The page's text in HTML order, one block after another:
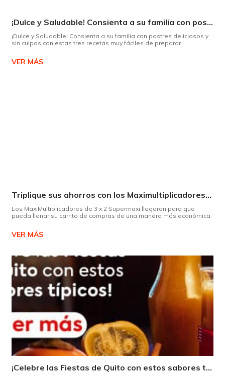
¡Dulce y Saludable! Consienta a su familia con postres deliciosos y sin culpas
¡Dulce y Saludable! Consienta a su familia con postres deliciosos y
sin culpas con estas tres recetas muy fáciles de preparar
VER MÁS
Triplique sus ahorros con los Maximultiplicadores de Supermaxi
Los MaxiMultiplicadores de 3 x 2 Supermaxi llegaron para que
pueda llenar su carrito de compras de una manera más económica.
VER MÁS
¡Celebre las Fiestas de Quito con estos sabores típicos!